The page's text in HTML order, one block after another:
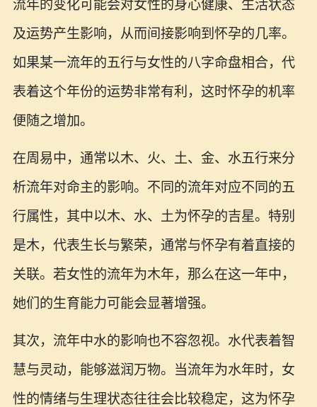
流年的变化可能会对女性的身心健康、生活状态
及运势产生影响，从而间接影响到怀孕的几率。
如果某一流年的五行与女性的八字命盘相合，代
表着这个年份的运势非常有利，这时怀孕的机率
便随之增加。
在周易中，通常以木、火、土、金、水五行来分
析流年对命主的影响。不同的流年对应不同的五
行属性，其中以木、水、土为怀孕的吉星。特别
是木，代表生长与繁荣，通常与怀孕有着直接的
关联。若女性的流年为木年，那么在这一年中，
她们的生育能力可能会显著增强。
其次，流年中水的影响也不容忽视。水代表着智
慧与灵动，能够滋润万物。当流年为水年时，女
性的情绪与生理状态往往会比较稳定，这为怀孕